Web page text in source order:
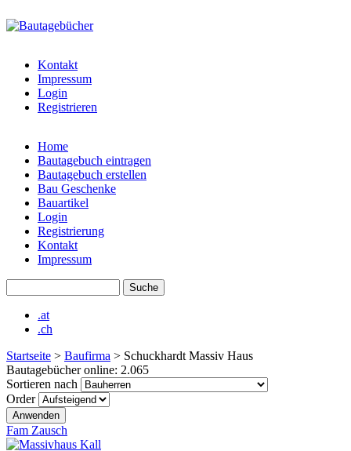
bautagebuch-
liste.de
Kontakt
Impressum
Login
Registrieren
Hauptmenü
Home
Bautagebuch eintragen
Bautagebuch erstellen
Bau Geschenke
Bauartikel
Login
Registrierung
Kontakt
Impressum
.at
.ch
Startseite > Baufirma > Schuckhardt Massiv Haus
Bautagebücher online: 2.065
Sortieren nach
Order
Fam Zausch